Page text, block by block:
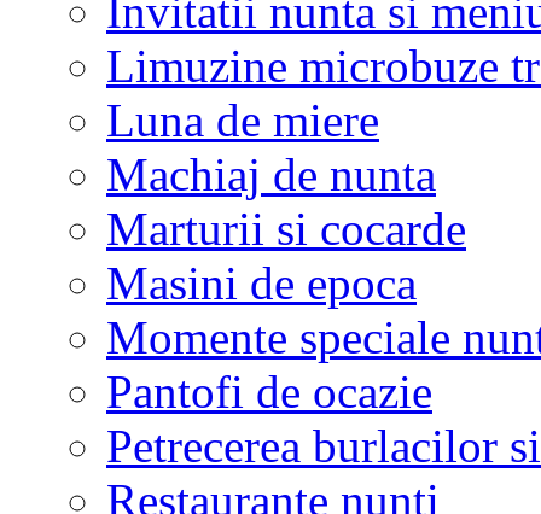
Invitatii nunta si
Limuzine microbuze
Luna de miere
Machiaj de nunta
Marturii si cocarde
Masini de epoca
Momente speciale
Pantofi de ocazie
Petrecerea burlacilor
Restaurante nunti